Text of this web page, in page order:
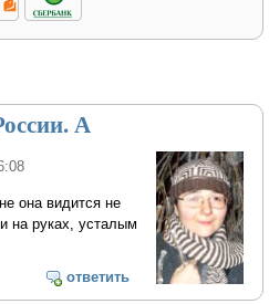
А
она видится не
на руках, усталым
ответить